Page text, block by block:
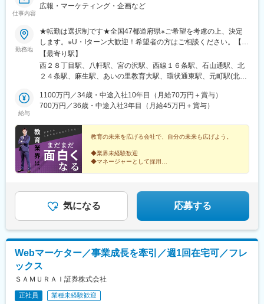
仕事内容
広報・マーケティング・企画など
勤務地
★転勤は選択制です★全国47都道府県※ご希望を考慮の上、決定
します。※U・Iターン大歓迎！希望者の方はご相談ください。【募
集エリア】全国47都道府県■北海道・東北■北海道・青森県・岩手
県・宮城県・秋田県・山形県・福島県■北陸・甲信越■新潟県・富
山県・石川県・福井県・山梨県・長野県■関東■東京都・茨城県・
県・愛知県・三重県■関西■京都府・大阪府・滋賀県・兵庫県・奈
良県・和歌山県■中国■鳥取県・島根県・岡山県・広島県・山口県
長崎県・大分県・熊本県・宮崎県・鹿児島県・沖縄県【受動喫煙
対策】教室内全面禁煙【あなたの好きな街で働けます】全国どこ
でも、あなたの好きな街で働けます。また、転勤は「希望制」で
す。「地域限定社員」として、都道府県をまたぐ転勤がない働き
方も選べるため、あなたの理想のライフスタイルに合った働き方
す。詳細は別途お問い合わせください。
【最寄り駅】
西２８丁目駅、八軒駅、宮の沢駅、西線１６条駅、石山通駅、北
２４条駅、麻生駅、あいの里教育大駅、環状通東駅、元町駅(北海
丁駅、長町南駅、富沢駅、南仙台駅、古川駅、筒井駅(青森県)、上
盛岡駅、秋田駅、山形駅、郡山駅(福島県)、研究学園駅、土浦駅、
駅、熊谷駅、北与野駅、せんげん台駅、稲毛海岸駅、成田駅、本
八幡駅(都営線)、行徳駅、津田沼駅、京成船橋駅、西船橋駅、葭川
公園駅、目白駅、巣鴨駅、中村橋駅、大泉学園駅、荻窪駅、茗荷
谷駅、月島駅、亀戸駅、京成曳舟駅、船堀駅、浅草駅(ＴＸ)、綾瀬
駅、北千住駅、葛西駅、西葛西駅、三軒茶屋駅、高田馬場駅、辻
駅、上大岡駅、横浜駅、平沼橋駅、みなとみらい駅、本郷駅(長野
県)、北長野駅、安茂里駅、篠ノ井駅、南松本駅、新潟駅、大町駅
駅、野並駅、金山駅(愛知県)、尾張一宮駅、春田駅、上飯田駅、勝
川駅、小幡駅、三郷駅(愛知県)、瀬戸口駅、藤が丘駅(愛知県)、長
久手古戦場駅、赤池駅(愛知県)、神沢駅、鳴海駅、南大高駅、有松
駅、知立駅、刈谷駅、太田川駅、前後駅、星川駅(三重県)、鈴鹿市
駅、津新町駅、大垣駅、岐南駅、少路駅、千里山駅、石橋阪大前
駅、茨木駅、枚方市駅、放出駅、四条畷駅、住道駅、千林大宮
給与
1100万円／34歳・中途入社10年目（月給70万円＋賞与）
700万円／36歳・中途入社3年目（月給45万円＋賞与）
教育の未来を広げる会社で、自分の未来も広げよう。
◆業界未経験歓迎
◆マネージャーとして採用
◆転勤なしもOK
気になる 応募する
Webマーケター／事業成長を牽引／週1回在宅可／フレ
ックス
ＳＡＭＵＲＡＩ証券株式会社
正社員 業種未経験歓迎